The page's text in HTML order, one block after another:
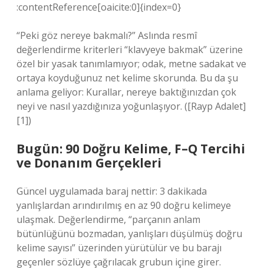
:contentReference[oaicite:0]{index=0}
“Peki göz nereye bakmalı?” Aslında resmî
değerlendirme kriterleri “klavyeye bakmak” üzerine
özel bir yasak tanımlamıyor; odak, metne sadakat ve
ortaya koyduğunuz net kelime skorunda. Bu da şu
anlama geliyor: Kurallar, nereye baktığınızdan çok
neyi ve nasıl yazdığınıza yoğunlaşıyor. ([Rayp Adalet]
[1])
Bugün: 90 Doğru Kelime, F–Q Tercihi
ve Donanım Gerçekleri
Güncel uygulamada baraj nettir: 3 dakikada
yanlışlardan arındırılmış en az 90 doğru kelimeye
ulaşmak. Değerlendirme, “parçanın anlam
bütünlüğünü bozmadan, yanlışları düşülmüş doğru
kelime sayısı” üzerinden yürütülür ve bu barajı
geçenler sözlüye çağrılacak grubun içine girer.